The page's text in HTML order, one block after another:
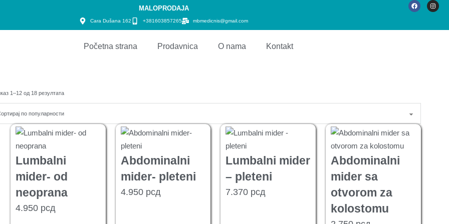
MALOPRODAJA
Cara Dušana 162 +381603857265 mbmedicnis@gmail.com
Početna strana Prodavnica O nama Kontakt
1–12 од 18 резултата
Lumbalni
mider- od
neoprana
4.950 рсд
Abdominalni
mider- pleteni
4.950 рсд
Lumbalni mider
– pleteni
7.370 рсд
Abdominalni
mider sa
otvorom za
kolostomu